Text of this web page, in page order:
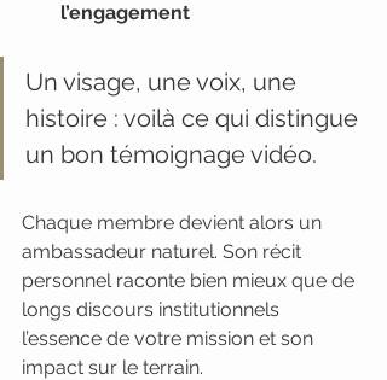
l’engagement
Un visage, une voix, une
histoire : voilà ce qui distingue
un bon témoignage vidéo.
Chaque membre devient alors un
ambassadeur naturel. Son récit
personnel raconte bien mieux que de
longs discours institutionnels
l’essence de votre mission et son
impact sur le terrain.